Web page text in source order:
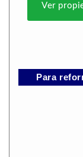
Ver
Para